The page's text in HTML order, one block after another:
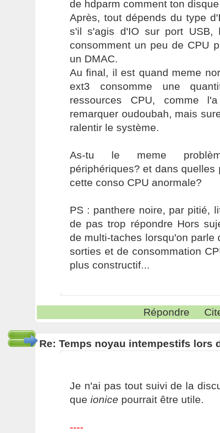
de hdparm comment ton
Après, tout dépends du type
s'il s'agis d'IO sur port USB,
consomment un peu de CPU
un DMAC.
Au final, il est quand meme
ext3 consomme une
ressources CPU, comme
remarquer oudoubah, mais
ralentir le système.
As-tu le meme
périphériques? et dans quelles
cette conso CPU anormale?
PS : panthere noire, par pitié,
de pas trop répondre Hors
de multi-taches lorsqu'on parle
sorties et de consommation
plus constructif...
Répondre
Re: Temps noyau intempestifs lors
Je n'ai pas tout suivi de la
que ionice pourrait être utile.
----